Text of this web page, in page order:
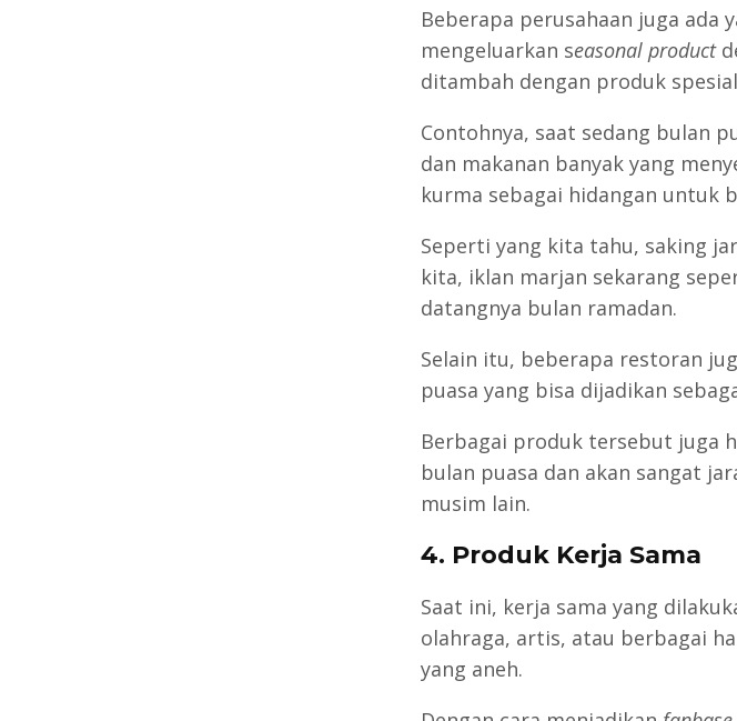
Beberapa perusahaan juga ada
mengeluarkan seasonal product
ditambah dengan produk
Contohnya, saat sedang bulan
dan makanan banyak yang
kurma sebagai hidangan untuk
Seperti yang kita tahu, saking
kita, iklan marjan sekarang
datangnya bulan ramadan.
Selain itu, beberapa restoran
puasa yang bisa dijadikan
Berbagai produk tersebut juga
bulan puasa dan akan sangat
musim lain.
4. Produk Kerja Sama
Saat ini, kerja sama yang
olahraga, artis, atau berbagai
yang aneh.